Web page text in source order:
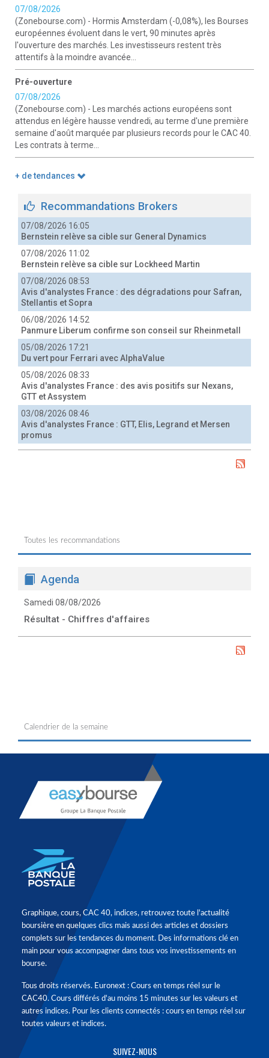
07/08/2026
(Zonebourse.com) - Hormis Amsterdam (-0,08%), les Bourses
européennes évoluent dans le vert, 90 minutes après
l'ouverture des marchés. Les investisseurs restent très
attentifs à la moindre avancée...
Pré-ouverture
07/08/2026
(Zonebourse.com) - Les marchés actions européens sont
attendus en légère hausse vendredi, au terme d'une première
semaine d'août marquée par plusieurs records pour le CAC 40.
Les contrats à terme...
+ de tendances
Recommandations Brokers
07/08/2026 16:05
Bernstein relève sa cible sur General Dynamics
07/08/2026 11:02
Bernstein relève sa cible sur Lockheed Martin
07/08/2026 08:53
Avis d'analystes France : des dégradations pour Safran,
Stellantis et Sopra
06/08/2026 14:52
Panmure Liberum confirme son conseil sur Rheinmetall
05/08/2026 17:21
Du vert pour Ferrari avec AlphaValue
05/08/2026 08:33
Avis d'analystes France : des avis positifs sur Nexans,
GTT et Assystem
03/08/2026 08:46
Avis d'analystes France : GTT, Elis, Legrand et Mersen
promus
Toutes les recommandations
Agenda
Samedi 08/08/2026
Résultat - Chiffres d'affaires
Calendrier de la semaine
Graphique, cours, CAC 40, indices, retrouvez toute l'actualité
boursière en quelques clics mais aussi des articles et dossiers
complets sur les tendances du moment. Des informations clé en
main pour vous accompagner dans tous vos investissements en
bourse.
Tous droits réservés. Euronext : Cours en temps réel sur le
CAC40. Cours différés d'au moins 15 minutes sur les valeurs et
autres indices. Pour les clients connectés : cours en temps réel sur
toutes valeurs et indices.
SUIVEZ-NOUS